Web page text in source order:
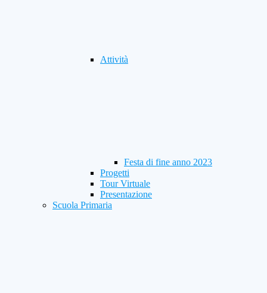
Attività
Festa di fine anno 2023
Progetti
Tour Virtuale
Presentazione
Scuola Primaria